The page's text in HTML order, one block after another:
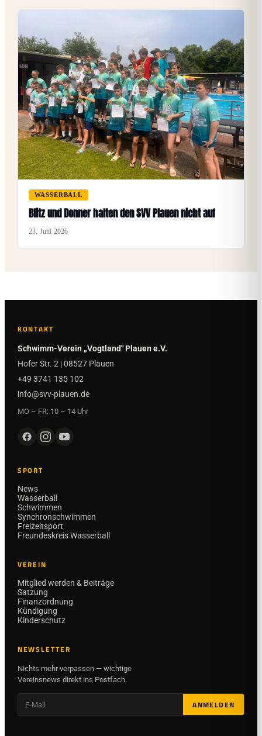
WASSERBALL
Blitz und Donner halten den SVV Plauen nicht auf
23. Juni 2026
KONTAKT
Schwimm-Verein „Vogtland" Plauen e.V.
Hofer Str. 2 | 08527 Plauen
+49 3741 135 102
info@svv-plauen.de
MO – FR: 10 – 14 Uhr
SPORT
News
Wasserball
Schwimmen
Synchronschwimmen
Freizeitsport
Freundeskreis Wasserball
VEREIN
Mitglied werden & Beiträge
Satzung
Finanzordnung
Kündigung
Kinderschutz
NEWSLETTER
Nichts mehr verpassen — wichtige
Vereinsnews direkt ins Postfach.
ANMELDEN